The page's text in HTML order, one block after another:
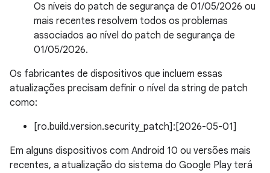
Os níveis do patch de segurança de 01/05/2026 ou
mais recentes resolvem todos os problemas
associados ao nível do patch de segurança de
01/05/2026.
Os fabricantes de dispositivos que incluem essas
atualizações precisam definir o nível da string de patch
como:
[ro.build.version.security_patch]:[2026-05-01]
Em alguns dispositivos com Android 10 ou versões mais
recentes, a atualização do sistema do Google Play terá